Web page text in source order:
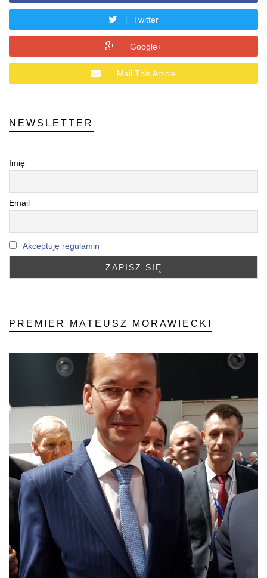
Twitter
Google+
Mail This Article
NEWSLETTER
Imię
Email
Akceptuję regulamin
PREMIER MATEUSZ MORAWIECKI